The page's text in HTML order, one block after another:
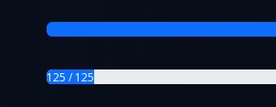
125 / 125